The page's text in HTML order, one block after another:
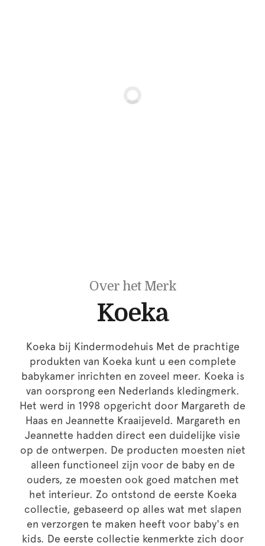
Over het Merk
Koeka
Koeka bij Kindermodehuis Met de prachtige
produkten van Koeka kunt u een complete
babykamer inrichten en zoveel meer. Koeka is
van oorsprong een Nederlands kledingmerk.
Het werd in 1998 opgericht door Margareth de
Haas en Jeannette Kraaijeveld. Margareth en
Jeannette hadden direct een duidelijke visie
op de ontwerpen. De producten moesten niet
alleen functioneel zijn voor de baby en de
ouders, ze moesten ook goed matchen met
het interieur. Zo ontstond de eerste Koeka
collectie, gebaseerd op alles wat met slapen
en verzorgen te maken heeft voor baby's en
kids. De eerste collectie kenmerkte zich door